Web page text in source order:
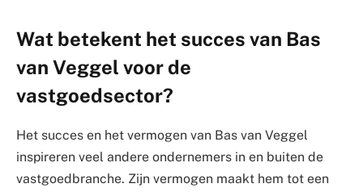
Wat betekent het succes van Bas
van Veggel voor de
vastgoedsector?
Het succes en het vermogen van Bas van Veggel
inspireren veel andere ondernemers in en buiten de
vastgoedbranche. Zijn vermogen maakt hem tot een